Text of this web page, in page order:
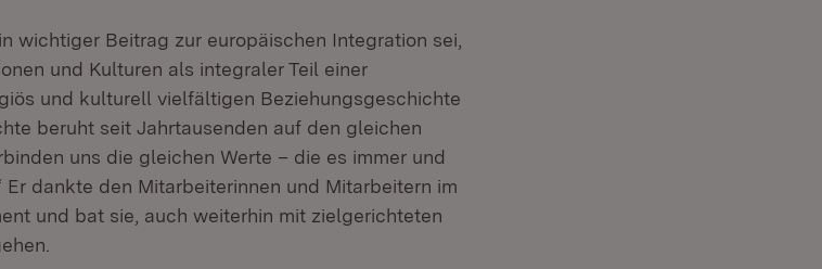
wichtiger Beitrag zur europäischen Integration sei,
und Kulturen als integraler Teil einer
und kulturell vielfältigen Beziehungsgeschichte
beruht seit Jahrtausenden auf den gleichen
uns die gleichen Werte – die es immer und
dankte den Mitarbeiterinnen und Mitarbeitern im
und bat sie, auch weiterhin mit zielgerichteten